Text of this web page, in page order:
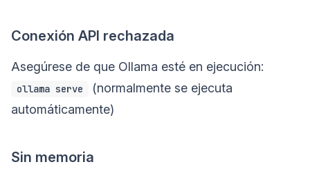
Conexión API rechazada
Asegúrese de que Ollama esté en ejecución:
ollama serve
(normalmente se ejecuta
automáticamente)
Sin memoria